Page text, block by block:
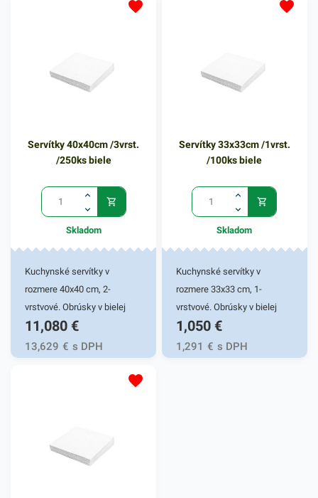
servírovaní jedál. Farba: biela
servírovaní jedál. Farba: biela
Servítky 40x40cm /3vrst.
/250ks biele
Skladom
Kuchynské servítky v
rozmere 40x40 cm, 2-
vrstvové. Obrúsky v bielej
farbe v balení 50ks.
Používajú sa v reštauráciách,
v domácnostiach a pod.
servírovaní jedál. Farba: žltá
11,080 €
13,629 € s DPH
Servítky 33x33cm /1vrst.
/100ks biele
Skladom
Kuchynské servítky v
rozmere 33x33 cm, 1-
vrstvové. Obrúsky v bielej
farbe v balení 100ks.
Používajú sa v reštauráciách,
v domácnostiach a pod.
1,050 €
1,291 € s DPH